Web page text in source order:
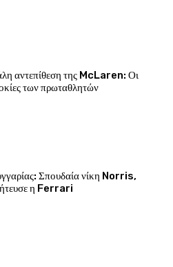
αντεπίθεση της McLaren: Οι
των πρωταθλητών
Σπουδαία νίκη Norris,
η Ferrari